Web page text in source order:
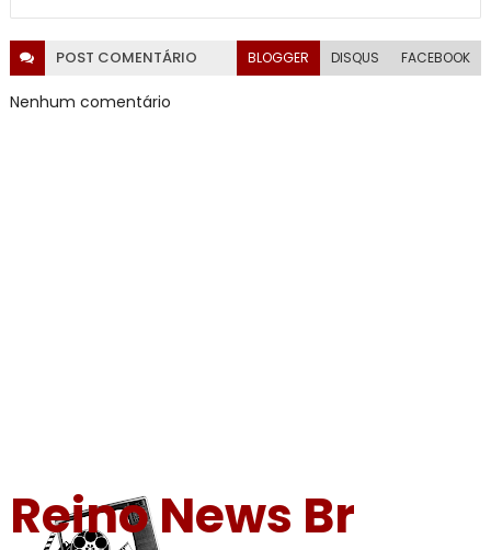
POST COMENTÁRIO BLOGGER DISQUS FACEBOOK
Nenhum comentário
Reino News Br